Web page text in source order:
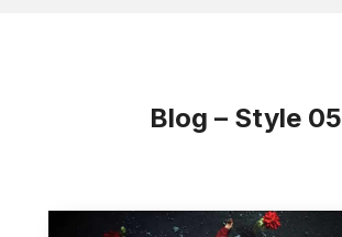
Blog – Style 05